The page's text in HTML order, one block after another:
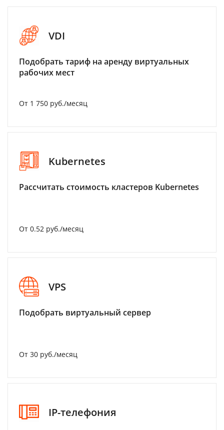
VDI
Подобрать тариф на аренду виртуальных
рабочих мест
От 1 750 руб./месяц
Kubernetes
Рассчитать стоимость кластеров Kubernetes
От 0.52 руб./месяц
VPS
Подобрать виртуальный сервер
От 30 руб./месяц
IP-телефония